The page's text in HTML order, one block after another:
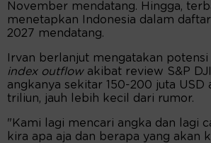
November mendatang. Hingga,
menetapkan Indonesia dalam
2027 mendatang.
Irvan berlanjut mengatakan potensi
index outflowakibat review S&P
angkanya sekitar 150-200 juta USD
triliun, jauh lebih kecil dari rumor.
"Kami lagi mencari angka dan lagi
kira apa aja dan berapa yang akan